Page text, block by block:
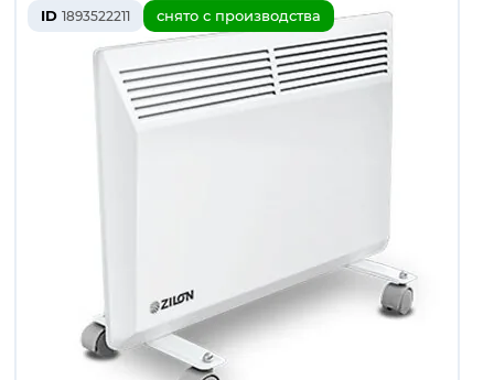
ID 1893522211 снято с производства